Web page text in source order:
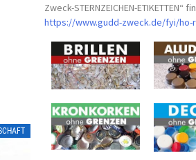
Zweck-STERNZEICHEN-ETIKETTEN“
https://www.gudd-zweck.de/fyi/ho-